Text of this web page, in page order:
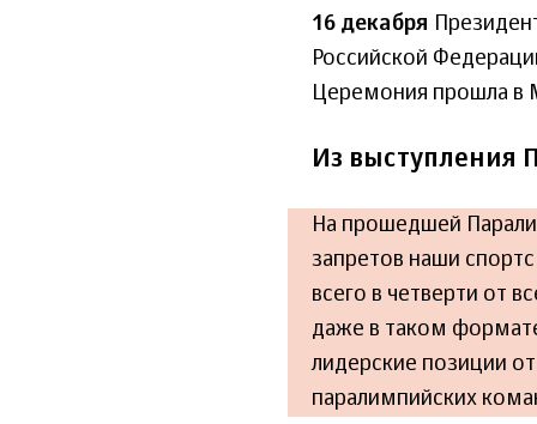
16 декабря
Российской
Церемония прошла в
Из выступления
На прошедшей
запретов наши
всего в четверти от
даже в таком
лидерские позиции
паралимпийских